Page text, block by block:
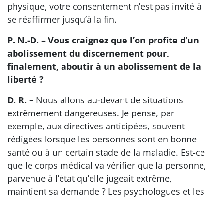
physique, votre consentement n’est pas invité à
se réaffirmer jusqu’à la fin.
P. N.-D. – Vous craignez que l’on profite d’un
abolissement du discernement pour,
finalement, aboutir à un abolissement de la
liberté ?
D. R. – Nous allons au-devant de situations
extrêmement dangereuses. Je pense, par
exemple, aux directives anticipées, souvent
rédigées lorsque les personnes sont en bonne
santé ou à un certain stade de la maladie. Est-ce
que le corps médical va vérifier que la personne,
parvenue à l’état qu’elle jugeait extrême,
maintient sa demande ? Les psychologues et les